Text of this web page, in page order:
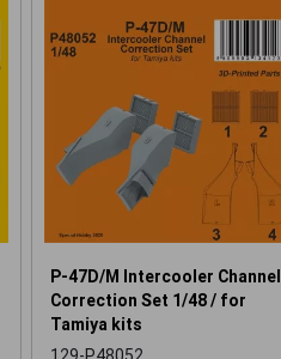
P-47D/M Intercooler Channel
Correction Set 1/48 / for
Tamiya kits